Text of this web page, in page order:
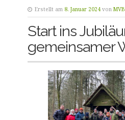
Erstellt am 8. Januar 2024 von MVB
Start ins
gemeinsamer